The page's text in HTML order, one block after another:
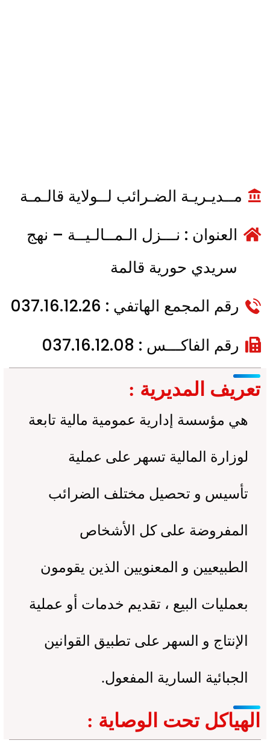
مــديـريـة الضـرائب لــولاية قالـمـة
العنوان : نـــزل الـمــالـيــة – نهج
سريدي حورية قالمة
رقم المجمع الهاتفي : 037.16.12.26
رقم الفاكـــس : 037.16.12.08
تعريف المديرية :
هي مؤسسة إدارية عمومية مالية تابعة
لوزارة المالية تسهر على عملية
تأسيس و تحصيل مختلف الضرائب
المفروضة على كل الأشخاص
الطبيعيين و المعنويين الذين يقومون
بعمليات البيع ، تقديم خدمات أو عملية
الإنتاج و السهر على تطبيق القوانين
الجبائية السارية المفعول.
الهياكل تحت الوصاية :